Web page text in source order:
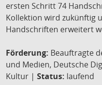
ersten Schritt 74
Kollektion wird zukünftig
Handschriften erweitert
Förderung: Beauftragte
und Medien, Deutsche
Kultur | Status: laufend